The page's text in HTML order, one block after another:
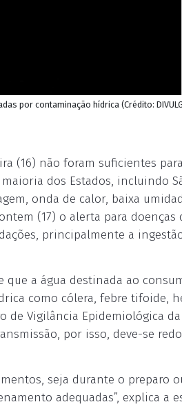
por contaminação hídrica (Crédito:
(16) não foram suficientes
dos Estados, incluindo
onda de calor, baixa
(17) o alerta para doenças
principalmente a
a água destinada ao
como cólera, febre tifoide,
Vigilância Epidemiológica da
por isso, deve-se
seja durante o preparo
adequadas”, explica a